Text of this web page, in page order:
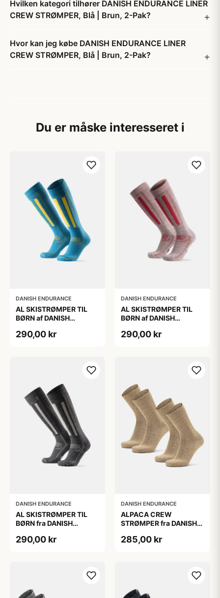
Hvilken kategori tilhører DANISH ENDURANCE LINER
CREW STRØMPER, Blå | Brun, 2-Pak?
Hvor kan jeg købe DANISH ENDURANCE LINER
CREW STRØMPER, Blå | Brun, 2-Pak?
Du er måske interesseret i
DANISH ENDURANCE
AL SKISTRØMPER TIL
BØRN af DANISH
35-38
290,00 kr
DANISH ENDURANCE
AL SKISTRØMPER TIL
BØRN af DANISH
Lysegrå/Lyserød, 35-38
290,00 kr
DANISH ENDURANCE
AL SKISTRØMPER TIL
BØRN fra DANISH
Mørkegrå/Lysegrå, 35-
290,00 kr
DANISH ENDURANCE
ALPACA CREW
STRØMPER fra DANISH
38, Varm og åndbar
285,00 kr